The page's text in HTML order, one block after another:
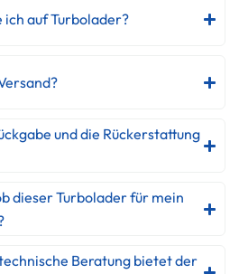
auf Turbolader?
und die Rückerstattung
dieser Turbolader für mein
Beratung bietet der